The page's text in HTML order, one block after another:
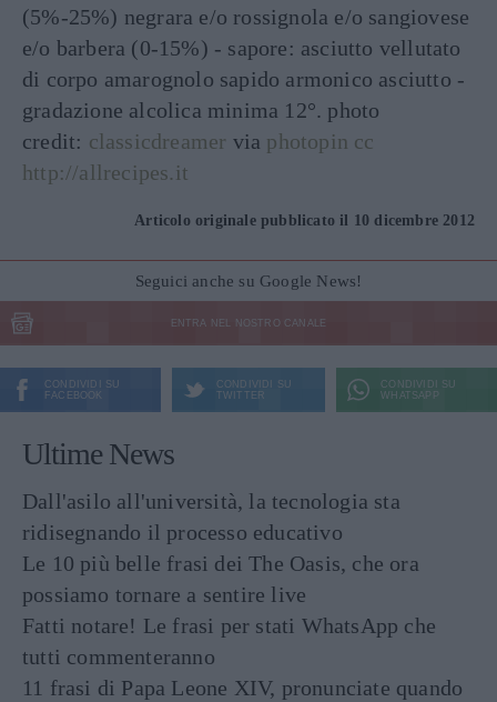
(5%-25%) negrara e/o rossignola e/o sangiovese
e/o barbera (0-15%) - sapore: asciutto vellutato
di corpo amarognolo sapido armonico asciutto -
gradazione alcolica minima 12°. photo
credit: classicdreamer via photopin cc
http://allrecipes.it
Articolo originale pubblicato il 10 dicembre 2012
Seguici anche su Google News!
ENTRA NEL NOSTRO CANALE
CONDIVIDI SU
FACEBOOK
CONDIVIDI SU
TWITTER
CONDIVIDI SU
WHATSAPP
Ultime News
Dall'asilo all'università, la tecnologia sta
ridisegnando il processo educativo
Le 10 più belle frasi dei The Oasis, che ora
possiamo tornare a sentire live
Fatti notare! Le frasi per stati WhatsApp che
tutti commenteranno
11 frasi di Papa Leone XIV, pronunciate quando